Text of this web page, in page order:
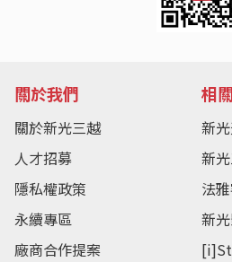
關於我們
關於新光三越
人才招募
隱私權政策
永續專區
廠商合作提案
相
新
新
法
新